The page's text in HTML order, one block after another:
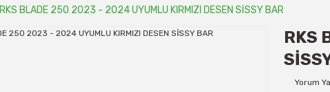
RKS BLADE 250 2023 - 2024 UYUMLU KIRMIZI DESEN SİSSY BAR
RKS
Yorum